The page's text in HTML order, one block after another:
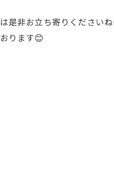
是非お立ち寄りください
ります😊